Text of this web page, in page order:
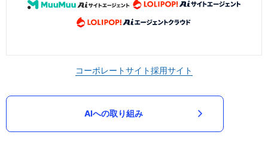
コーポレートサイト採用サイト
AIへの取り組み